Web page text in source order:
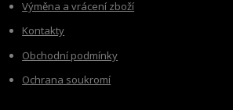
Výměna a vrácení zboží
Kontakty
Obchodní podmínky
Ochrana soukromí